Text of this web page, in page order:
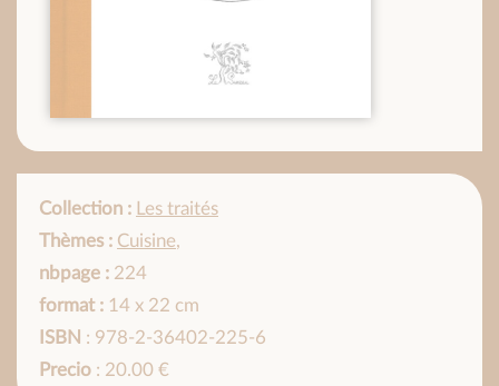
Collection : Les traités
Thèmes : Cuisine,
nbpage : 224
format : 14 x 22 cm
ISBN : 978-2-36402-225-6
Precio : 20.00 €